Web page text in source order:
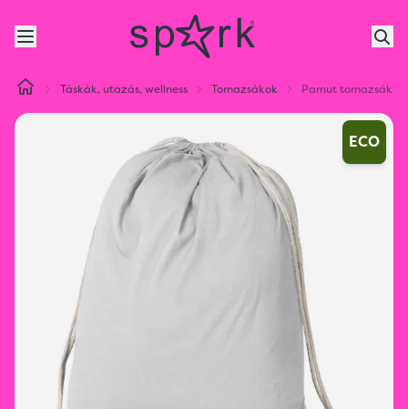
Táskák, utazás, wellness Tornazsákok Pamut tornazsák,
ECO